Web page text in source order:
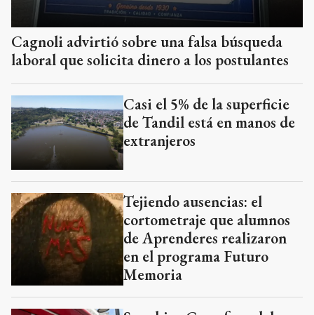
Cagnoli advirtió sobre una falsa búsqueda
laboral que solicita dinero a los postulantes
Casi el 5% de la superficie
de Tandil está en manos de
extranjeros
Tejiendo ausencias: el
cortometraje que alumnos
de Aprenderes realizaron
en el programa Futuro
Memoria